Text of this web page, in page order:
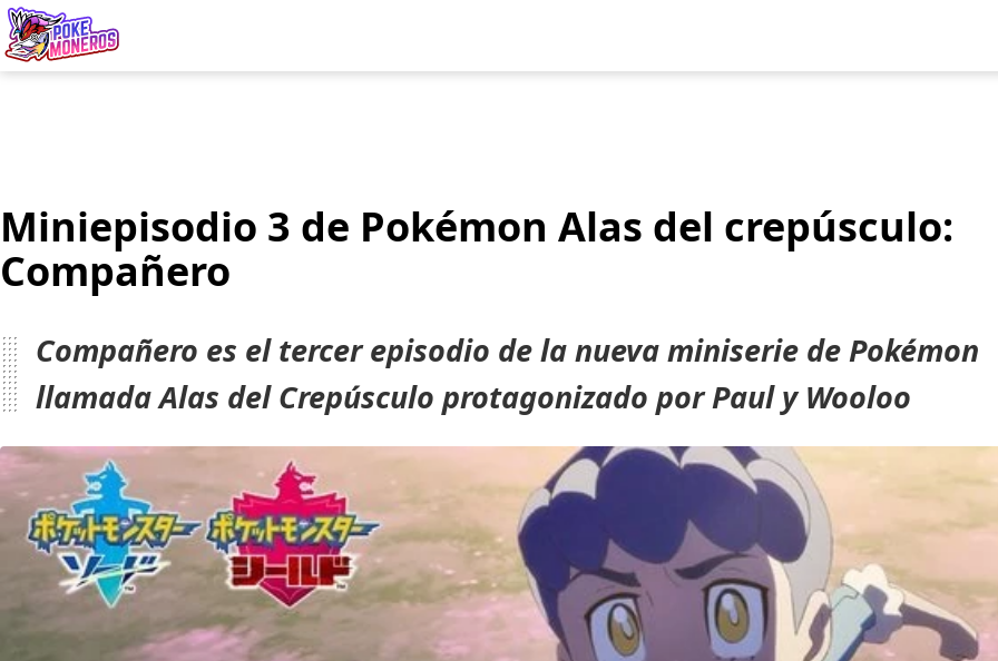
Miniepisodio 3 de Pokémon Alas del crepúsculo:
Compañero
Compañero es el tercer episodio de la nueva miniserie de Pokémon
llamada Alas del Crepúsculo protagonizado por Paul y Wooloo